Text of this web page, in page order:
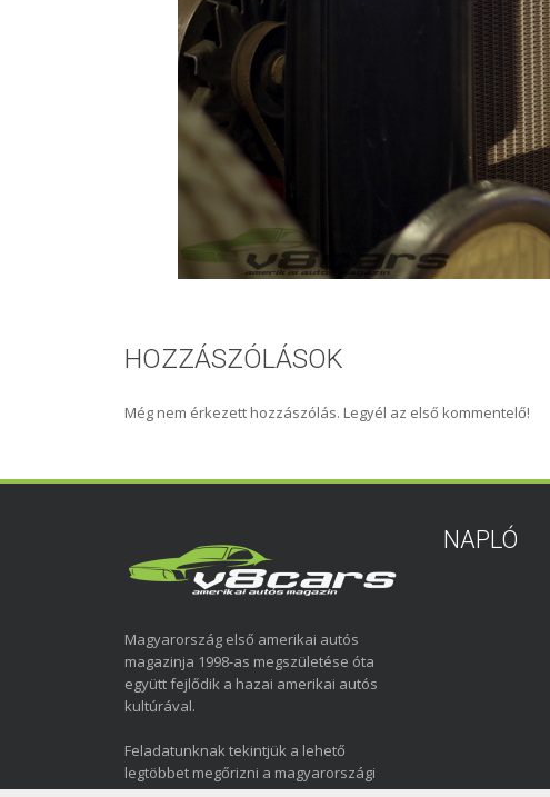
HOZZÁSZÓLÁSOK
Még nem érkezett hozzászólás. Legyél az első kommentelő!
Magyarország első amerikai autós
magazinja 1998-as megszületése óta
együtt fejlődik a hazai amerikai autós
kultúrával.
Feladatunknak tekintjük a lehető
legtöbbet megőrizni a magyarországi
NAPLÓ